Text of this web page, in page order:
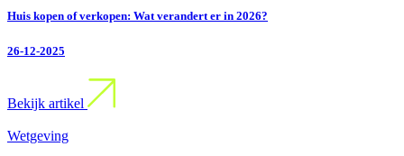
Huis kopen of verkopen: Wat verandert er in 2026?
26-12-2025
Bekijk artikel
Wetgeving